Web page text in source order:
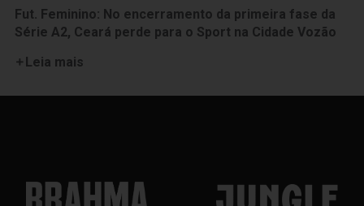
Fut. Feminino: No encerramento da primeira fase da
Série A2, Ceará perde para o Sport na Cidade Vozão
Leia mais